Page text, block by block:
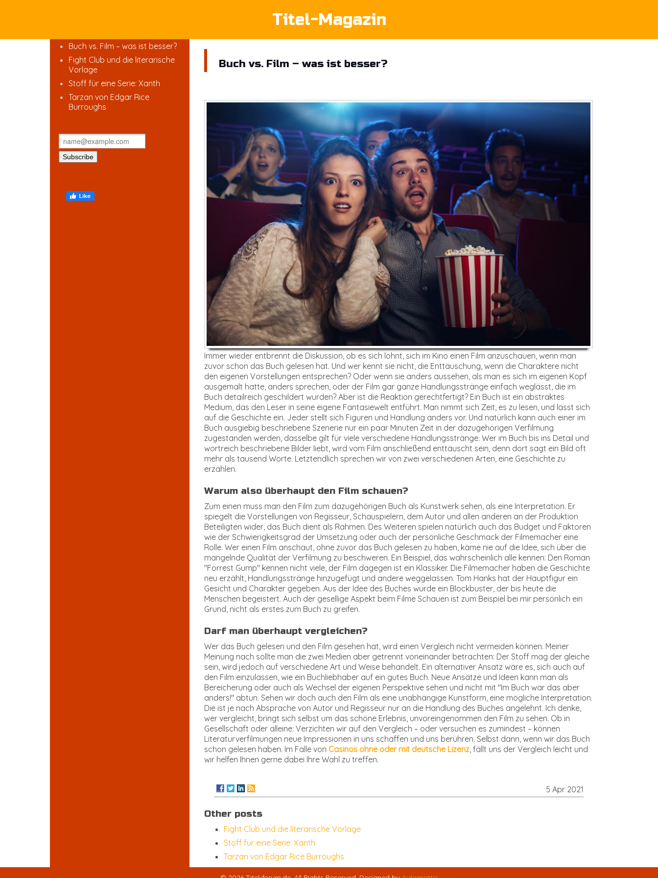
Titel-Magazin
Buch vs. Film – was ist besser?
Fight Club und die literarische
Vorlage
Stoff für eine Serie: Xanth
Tarzan von Edgar Rice
Burroughs
Buch vs. Film – was ist besser?
Immer wieder entbrennt die Diskussion, ob es sich lohnt, sich im Kino einen Film anzuschauen, wenn man
zuvor schon das Buch gelesen hat. Und wer kennt sie nicht, die Enttäuschung, wenn die Charaktere nicht
den eigenen Vorstellungen entsprechen? Oder wenn sie anders aussehen, als man es sich im eigenen Kopf
ausgemalt hatte, anders sprechen, oder der Film gar ganze Handlungsstränge einfach weglässt, die im
Buch detailreich geschildert wurden? Aber ist die Reaktion gerechtfertigt? Ein Buch ist ein abstraktes
Medium, das den Leser in seine eigene Fantasiewelt entführt. Man nimmt sich Zeit, es zu lesen, und lässt sich
auf die Geschichte ein. Jeder stellt sich Figuren und Handlung anders vor. Und natürlich kann auch einer im
Buch ausgiebig beschriebene Szenerie nur ein paar Minuten Zeit in der dazugehörigen Verfilmung
zugestanden werden, dasselbe gilt für viele verschiedene Handlungsstränge. Wer im Buch bis ins Detail und
wortreich beschriebene Bilder liebt, wird vom Film anschließend enttäuscht sein, denn dort sagt ein Bild oft
mehr als tausend Worte. Letztendlich sprechen wir von zwei verschiedenen Arten, eine Geschichte zu
erzählen.
Warum also überhaupt den Film schauen?
Zum einen muss man den Film zum dazugehörigen Buch als Kunstwerk sehen, als eine Interpretation. Er
spiegelt die Vorstellungen von Regisseur, Schauspielern, dem Autor und allen anderen an der Produktion
Beteiligten wider, das Buch dient als Rahmen. Des Weiteren spielen natürlich auch das Budget und Faktoren
wie der Schwierigkeitsgrad der Umsetzung oder auch der persönliche Geschmack der Filmemacher eine
Rolle. Wer einen Film anschaut, ohne zuvor das Buch gelesen zu haben, käme nie auf die Idee, sich über die
mangelnde Qualität der Verfilmung zu beschweren. Ein Beispiel, das wahrscheinlich alle kennen: Den Roman
"Forrest Gump" kennen nicht viele, der Film dagegen ist ein Klassiker. Die Filmemacher haben die Geschichte
neu erzählt, Handlungsstränge hinzugefügt und andere weggelassen. Tom Hanks hat der Hauptfigur ein
Gesicht und Charakter gegeben. Aus der Idee des Buches wurde ein Blockbuster, der bis heute die
Menschen begeistert. Auch der gesellige Aspekt beim Filme Schauen ist zum Beispiel bei mir persönlich ein
Grund, nicht als erstes zum Buch zu greifen.
Darf man überhaupt vergleichen?
Wer das Buch gelesen und den Film gesehen hat, wird einen Vergleich nicht vermeiden können. Meiner
Meinung nach sollte man die zwei Medien aber getrennt voneinander betrachten: Der Stoff mag der gleiche
sein, wird jedoch auf verschiedene Art und Weise behandelt. Ein alternativer Ansatz wäre es, sich auch auf
den Film einzulassen, wie ein Buchliebhaber auf ein gutes Buch. Neue Ansätze und Ideen kann man als
Bereicherung oder auch als Wechsel der eigenen Perspektive sehen und nicht mit "Im Buch war das aber
anders!" abtun. Sehen wir doch auch den Film als eine unabhängige Kunstform, eine mögliche Interpretation.
Die ist je nach Absprache von Autor und Regisseur nur an die Handlung des Buches angelehnt. Ich denke,
wer vergleicht, bringt sich selbst um das schöne Erlebnis, unvoreingenommen den Film zu sehen. Ob in
Gesellschaft oder alleine: Verzichten wir auf den Vergleich – oder versuchen es zumindest – können
Literaturverfilmungen neue Impressionen in uns schaffen und uns berühren. Selbst dann, wenn wir das Buch
schon gelesen haben. Im Falle von Casinos ohne oder mit deutsche Lizenz, fällt uns der Vergleich leicht und
wir helfen Ihnen gerne dabei Ihre Wahl zu treffen.
5 Apr 2021
Other posts
Fight Club und die literarische Vorlage
Stoff für eine Serie: Xanth
Tarzan von Edgar Rice Burroughs